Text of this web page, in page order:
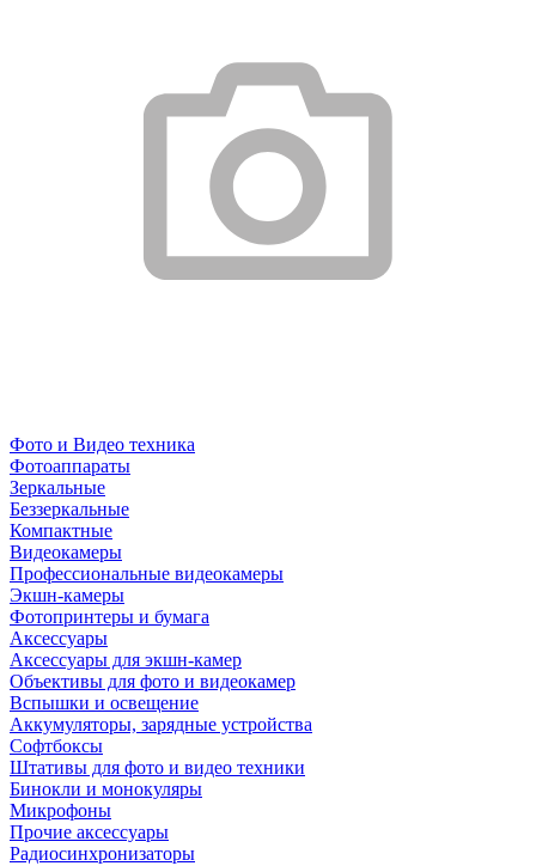
Фото и Видео техника
Фотоаппараты
Зеркальные
Беззеркальные
Компактные
Видеокамеры
Профессиональные видеокамеры
Экшн-камеры
Фотопринтеры и бумага
Аксессуары
Аксессуары для экшн-камер
Объективы для фото и видеокамер
Вспышки и освещение
Аккумуляторы, зарядные устройства
Софтбоксы
Штативы для фото и видео техники
Бинокли и монокуляры
Микрофоны
Прочие аксессуары
Радиосинхронизаторы